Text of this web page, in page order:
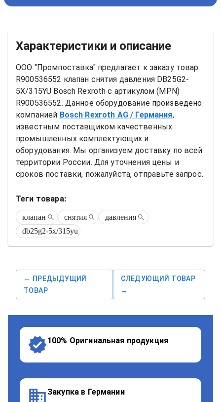
Характеристики и описание
ООО "Промпоставка" предлагает к заказу товар
R900536552 клапан снятия давления DB25G2-
5X/315YU Bosch Rexroth
R900536552. Данное оборудование произведено
компанией Bosch Rexroth AG / Германия,
известным поставщиком качественных
промышленных комплектующих и
оборудования. Мы организуем доставку по всей
территории России. Для уточнения цены и
сроков поставки, пожалуйста, отправьте запрос.
Теги товара:
клапан снятия
давления
db25g2-5x/315yu
← ПРЕДЫДУЩИЙ
ТОВАР
СЛЕДУЮЩИЙ ТОВАР
→
100% Оригинальная продукция
Закупка в Германии